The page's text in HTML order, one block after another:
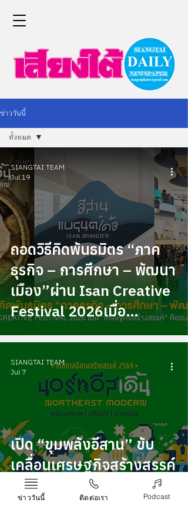
ข่าววันนี้
ทั้งหมด
ข่าว
การเมือง
เศรษฐกิจ
กีฬา
Life &
Arts
การเงิน
การลงทุน
ทั้งหมด
ถอดวิธีคิดพันธมิตร “ภาค
ธุรกิจ – การศึกษา – พัฒนา
เมือง”ผ่าน Isan Creative
Festival 2026เมื่อ
“เศรษฐกิจสร้างสรรค์” คือ
SIANGTAI TEAM
Jul 19
เปิด “ขุมพลังอีสาน” ขับ
เคลื่อนเศรษฐกิจสร้างสรรค์
ผ่าน Isan Creative
Festival 2026กับ
SIANGTAI TEAM
Jul 7
ข่าววันนี้ ติดต่อเรา Podcast